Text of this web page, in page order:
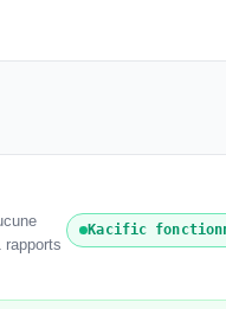
rapports
Kacific